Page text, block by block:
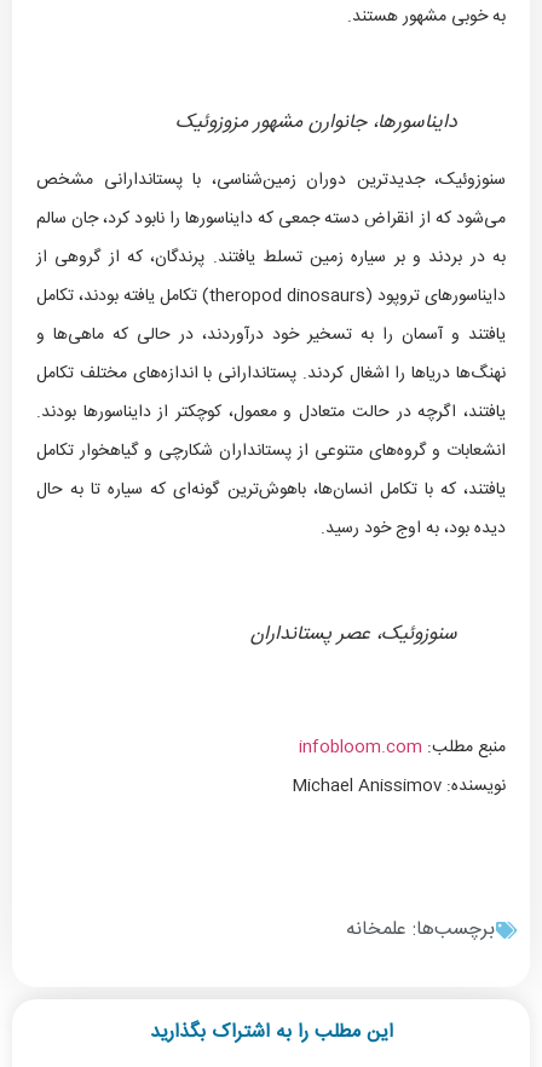
به خوبی مشهور هستند.
دایناسورها، جانوارن مشهور مزوزوئیک
سنوزوئیک، جدیدترین دوران زمین‌شناسی، با پستاندارانی مشخص
می‌شود که از انقراض دسته جمعی که دایناسورها را نابود کرد، جان سالم
به در بردند و بر سیاره زمین تسلط یافتند. پرندگان، که از گروهی از
دایناسورهای تروپود (theropod dinosaurs) تکامل یافته بودند، تکامل
یافتند و آسمان را به تسخیر خود درآوردند، در حالی که ماهی‌ها و
نهنگ‌ها دریاها را اشغال کردند. پستاندارانی با اندازه‌های مختلف تکامل
یافتند، اگرچه در حالت متعادل و معمول، کوچکتر از دایناسورها بودند.
انشعابات و گروه‌های متنوعی از پستانداران شکارچی و گیاهخوار تکامل
یافتند، که با تکامل انسان‌ها، باهوش‌ترین گونه‌ای که سیاره تا به حال
دیده بود، به اوج خود رسید.
سنوزوئیک، عصر پستانداران
منبع مطلب:infobloom.com
نویسنده: Michael Anissimov
برچسب‌ها:علمخانه
این مطلب را به اشتراک بگذارید